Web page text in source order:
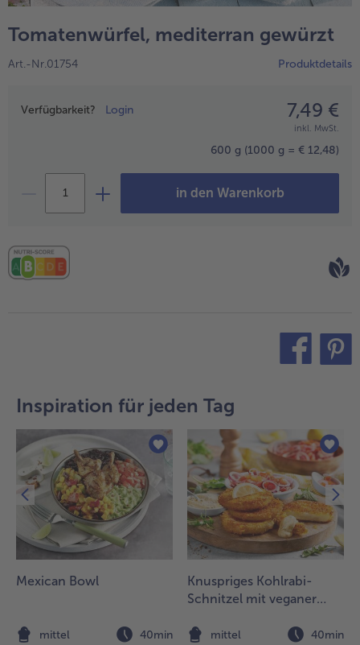
alle Küchenutensilien
alle bofrost*free
alle bofrost*plus.
Pflanzliche Alternativprodukte
Tomatenwürfel, mediterran gewürzt
Art.-Nr.01754 Produktdetails
Preisangabe
Verfügbarkeit? Login 7,49 €
inkl. MwSt.
600 g (1000 g = € 12,48)
in den Warenkorb
Inspiration für jeden Tag
Mexican Bowl
mittel 40min
Knuspriges Kohlrabi-
Schnitzel mit veganer
mittel 40min